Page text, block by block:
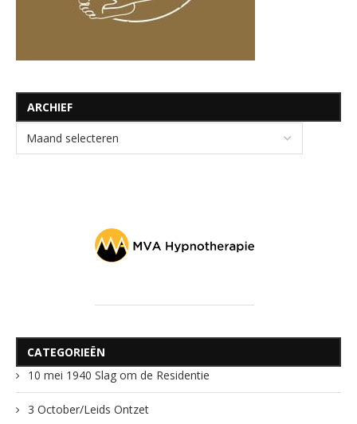
ARCHIEF
CATEGORIEËN
10 mei 1940 Slag om de Residentie
3 October/Leids Ontzet